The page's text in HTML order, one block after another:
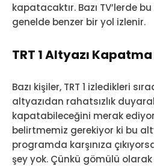
kapatacaktır. Bazı TV’lerde
genelde benzer bir yol izlenir.
TRT 1 Altyazı Kapatma
Bazı kişiler, TRT 1 izledikleri
altyazıdan rahatsızlık
kapatabileceğini merak
belirtmemiz gerekiyor ki bu
programda karşınıza
şey yok. Çünkü gömülü